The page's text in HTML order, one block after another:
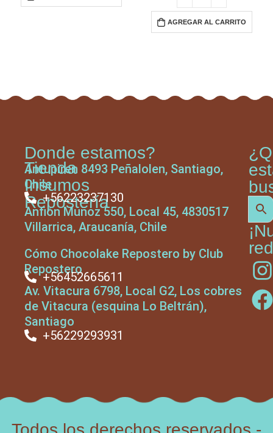
AGREGAR AL CARRITO
Tienda
Insumos
Repostería
Donde estamos?
Antupiren 8493 Peñalolen, Santiago,
Chile
+56223237130
Anfión Muñoz 550, Local 45, 4830517
Villarrica, Araucanía, Chile
Cómo Chocolake Repostero by Club
Repostero
+56452665611
Av. Vitacura 6798, Local G2, Los cobres
de Vitacura (esquina Lo Beltrán),
Santiago
+56229293931